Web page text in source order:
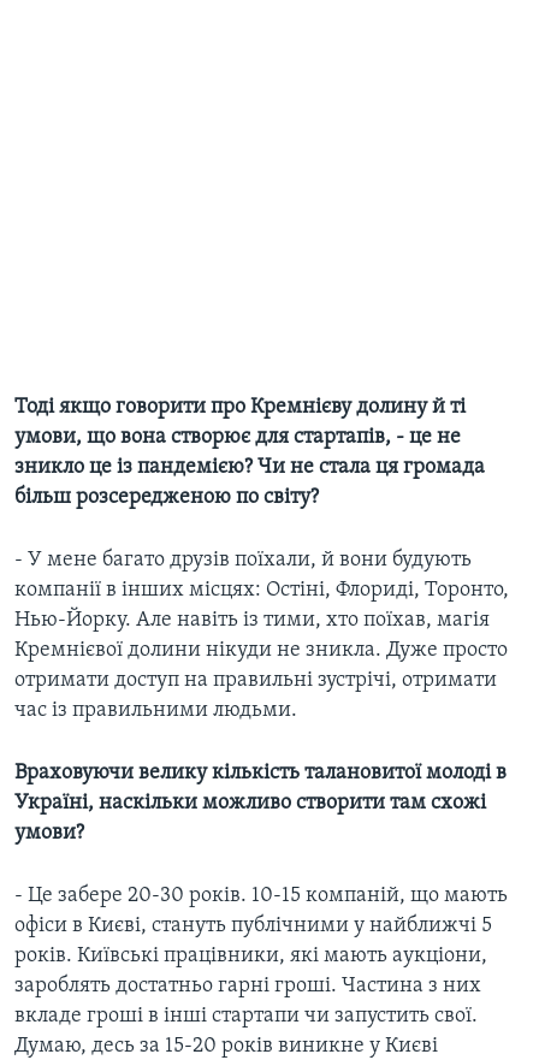
Тоді якщо говорити про Кремнієву долину й ті
умови, що вона створює для стартапів, - це не
зникло це із пандемією? Чи не стала ця громада
більш розсередженою по світу?
- У мене багато друзів поїхали, й вони будують
компанії в інших місцях: Остіні, Флориді, Торонто,
Нью-Йорку. Але навіть із тими, хто поїхав, магія
Кремнієвої долини нікуди не зникла. Дуже просто
отримати доступ на правильні зустрічі, отримати
час із правильними людьми.
Враховуючи велику кількість талановитої молоді в
Україні, наскільки можливо створити там схожі
умови?
- Це забере 20-30 років. 10-15 компаній, що мають
офіси в Києві, стануть публічними у найближчі 5
років. Київські працівники, які мають аукціони,
зароблять достатньо гарні гроші. Частина з них
вкладе гроші в інші стартапи чи запустить свої.
Думаю, десь за 15-20 років виникне у Києві